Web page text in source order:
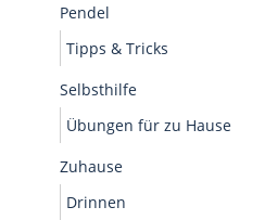
Pendel
Tipps & Tricks
Selbsthilfe
Übungen für zu Hause
Zuhause
Drinnen